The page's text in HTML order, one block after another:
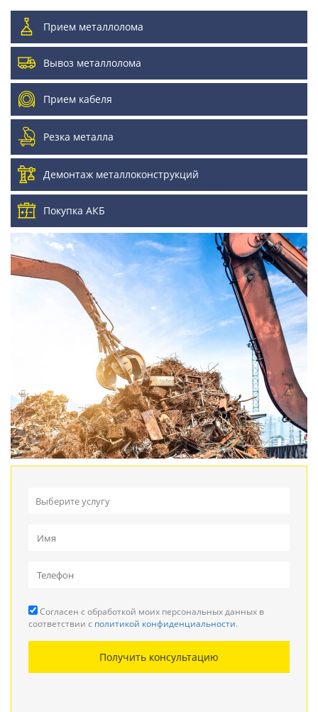
Прием металлолома
Вывоз металлолома
Прием кабеля
Резка металла
Демонтаж металлоконструкций
Покупка АКБ
Выберите услугу
Прием кабеля
Резка металла
Демонтаж металлоконструкций
Покупка АКБ
Согласен с обработкой моих персональных данных в
соответствии с политикой конфиденциальности.
Получить консультацию